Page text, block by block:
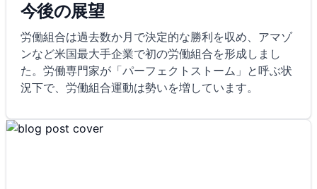
今後の展望
労働組合は過去数か月で決定的な勝利を収め、アマゾ
ンなど米国最大手企業で初の労働組合を形成しまし
た。労働専門家が「パーフェクトストーム」と呼ぶ状
況下で、労働組合運動は勢いを増しています。